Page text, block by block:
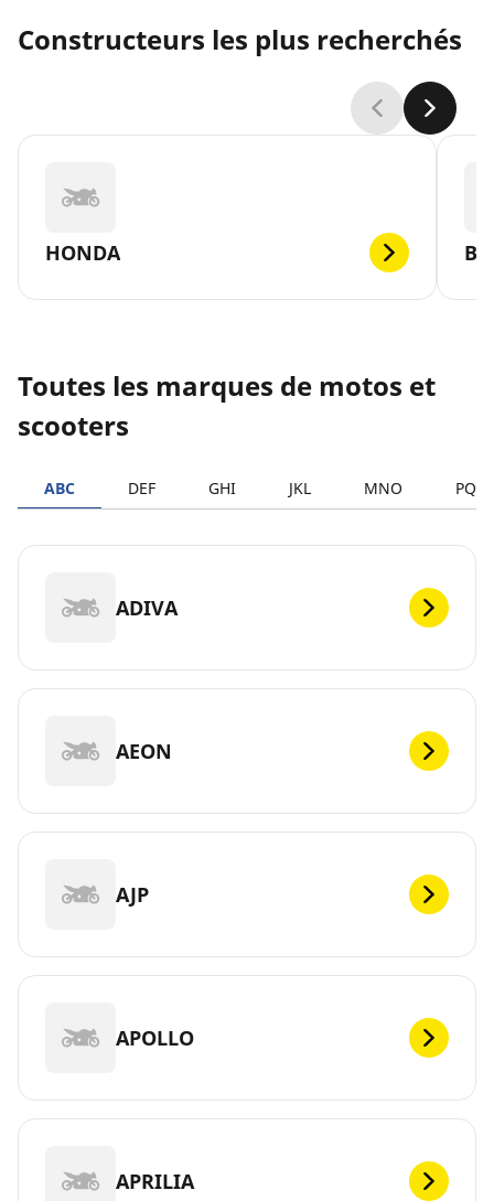
Constructeurs les plus recherchés
HONDA
Toutes les marques de motos et
scooters
ABC DEF GHI JKL MNO PQRS
ADIVA
AEON
AJP
APOLLO
APRILIA